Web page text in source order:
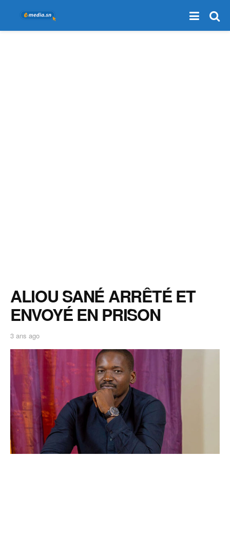
ALIOU SANÉ ARRÊTÉ ET
ENVOYÉ EN PRISON
3 ans ago